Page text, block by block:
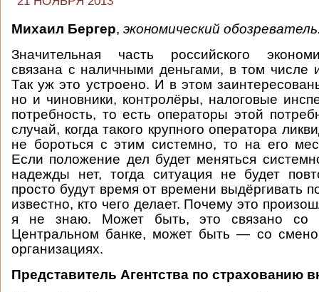
Михаил Бергер, экономический
Значительная часть российского
связана с наличными деньгами, в том
Так уж это устроено. И в этом
но и чиновники, контролёры, налоговые
потребность, то есть операторы этой
случай, когда такого крупного оператора
не бороться с этим системно, то на его
Если положение дел будет меняться
надежды нет, тогда ситуация не будет
просто будут время от времени выдёргивать
известно, кто чего делает. Почему это
я не знаю. Может быть, это связано со
Центральном банке, может быть — со
организациях.
Представитель Агентства по страхованию